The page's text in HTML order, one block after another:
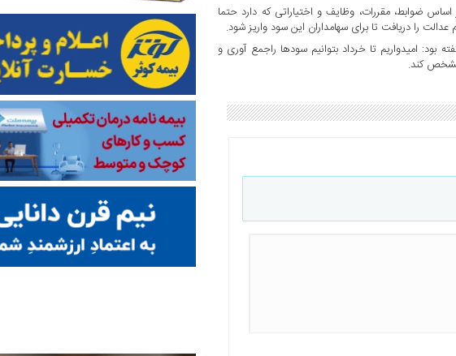
ضوابط، مقررات، وظایف و اختیاراتی که دارد حتما
را دریافت تا برای سهامداران این سود واریز شود.
بود: امیدواریم تا خرداد بتوانیم سودها راجمع آوری و
مشخص کند.